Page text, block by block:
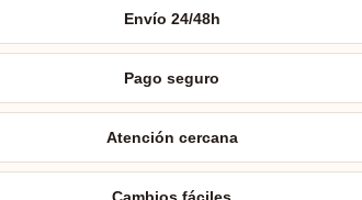
Envío 24/48h
Pago seguro
Atención cercana